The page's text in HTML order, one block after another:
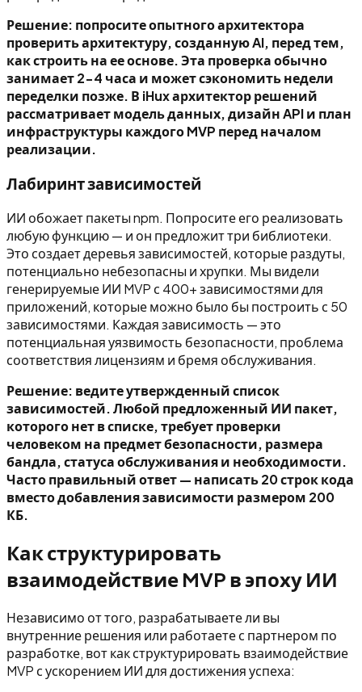
Решение: попросите опытного архитектора
проверить архитектуру, созданную AI, перед тем,
как строить на ее основе. Эта проверка обычно
занимает 2-4 часа и может сэкономить недели
переделки позже. В iHux архитектор решений
рассматривает модель данных, дизайн API и план
инфраструктуры каждого MVP перед началом
реализации.
Лабиринт зависимостей
ИИ обожает пакеты npm. Попросите его реализовать
любую функцию — и он предложит три библиотеки.
Это создает деревья зависимостей, которые раздуты,
потенциально небезопасны и хрупки. Мы видели
генерируемые ИИ MVP с 400+ зависимостями для
приложений, которые можно было бы построить с 50
зависимостями. Каждая зависимость — это
потенциальная уязвимость безопасности, проблема
соответствия лицензиям и бремя обслуживания.
Решение: ведите утвержденный список
зависимостей. Любой предложенный ИИ пакет,
которого нет в списке, требует проверки
человеком на предмет безопасности, размера
бандла, статуса обслуживания и необходимости.
Часто правильный ответ — написать 20 строк кода
вместо добавления зависимости размером 200
КБ.
Как структурировать
взаимодействие MVP в эпоху ИИ
Независимо от того, разрабатываете ли вы
внутренние решения или работаете с партнером по
разработке, вот как структурировать взаимодействие
MVP с ускорением ИИ для достижения успеха: